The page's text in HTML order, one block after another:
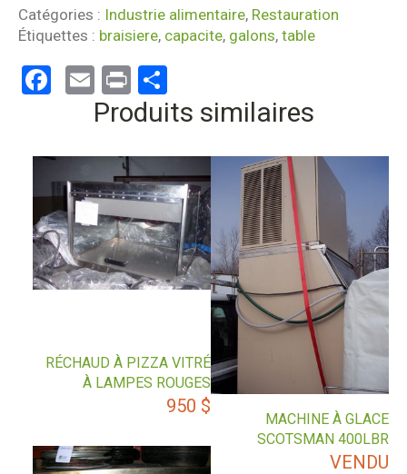
Catégories : Industrie alimentaire, Restauration
Étiquettes : braisiere, capacite, galons, table
Facebook
EmailPrint
Produits similaires
MACHINE À GLACE
SCOTSMAN 400LBR
VENDU
RÉCHAUD À PIZZA VITRÉ
À LAMPES ROUGES
950 $